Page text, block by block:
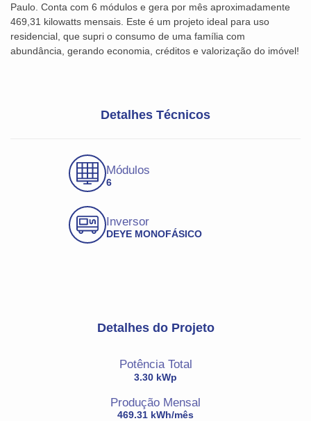
Detalhes do Projeto
Potência Total
3.30 kWp
Produção Mensal
469.31 kWh/mês
Paulo. Conta com 6 módulos e gera por mês aproximadamente
469,31 kilowatts mensais. Este é um projeto ideal para uso
residencial, que supri o consumo de uma família com
abundância, gerando economia, créditos e valorização do imóvel!
Detalhes Técnicos
Módulos
6
Inversor
DEYE MONOFÁSICO